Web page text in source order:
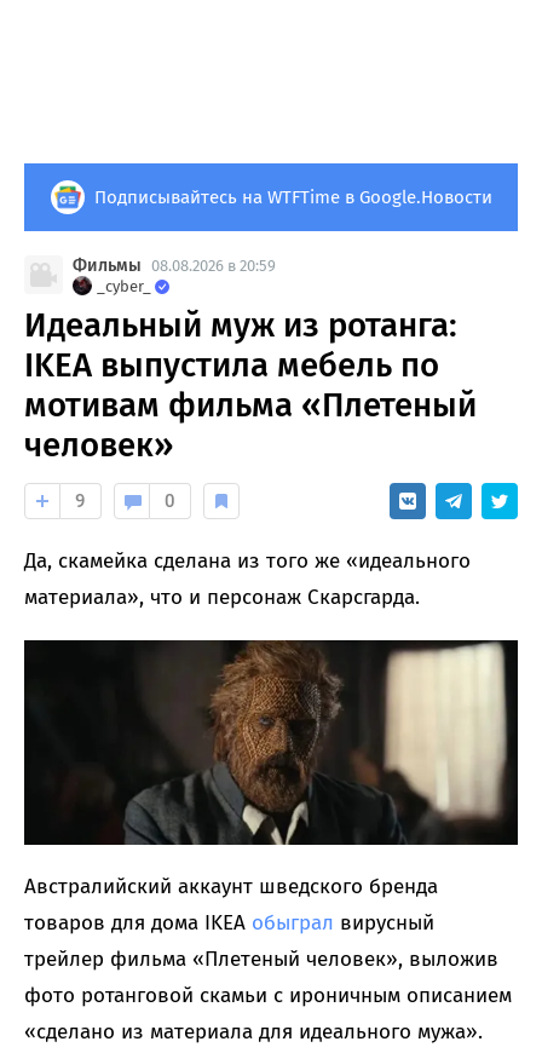
Подписывайтесь на WTFTime в Google.Новости
Фильмы 08.08.2026 в 20:59
_cyber_
Идеальный муж из ротанга:
IKEA выпустила мебель по
мотивам фильма «Плетеный
человек»
9 0
Да, скамейка сделана из того же «идеального
материала», что и персонаж Скарсгарда.
Австралийский аккаунт шведского бренда
товаров для дома IKEA обыграл вирусный
трейлер фильма «Плетеный человек», выложив
фото ротанговой скамьи с ироничным описанием
«сделано из материала для идеального мужа».